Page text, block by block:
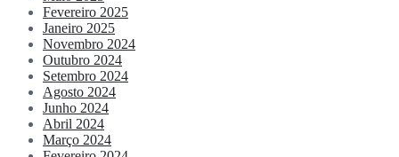
Fevereiro 2025
Janeiro 2025
Novembro 2024
Outubro 2024
Setembro 2024
Agosto 2024
Junho 2024
Abril 2024
Março 2024